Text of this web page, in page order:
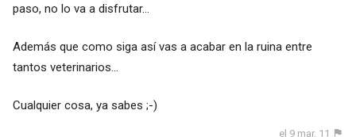
paso, no lo va a disfrutar...
Además que como siga así vas a acabar en la ruina entre
tantos veterinarios...
Cualquier cosa, ya sabes ;-)
el 9 mar. 11